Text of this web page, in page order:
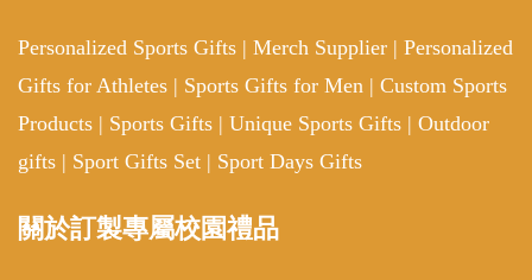
Personalized Sports Gifts | Merch Supplier | Personalized
Gifts for Athletes | Sports Gifts for Men | Custom Sports
Products | Sports Gifts | Unique Sports Gifts | Outdoor
gifts | Sport Gifts Set | Sport Days Gifts
關於訂製專屬校園禮品